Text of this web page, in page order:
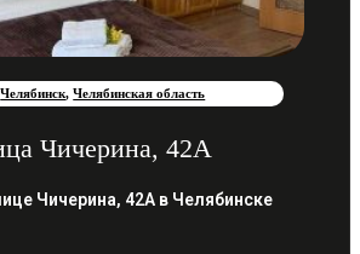
Челябинск,Челябинская область
Чичерина, 42А
Чичерина, 42А в Челябинске